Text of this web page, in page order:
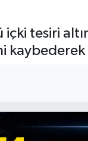
tesiri
kaybederek